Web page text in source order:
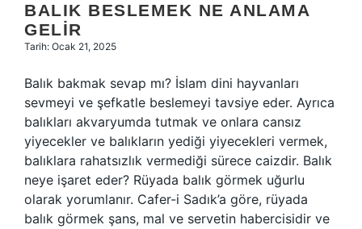
BALIK BESLEMEK NE ANLAMA
GELIR
Tarih: Ocak 21, 2025
Balık bakmak sevap mı? İslam dini hayvanları
sevmeyi ve şefkatle beslemeyi tavsiye eder. Ayrıca
balıkları akvaryumda tutmak ve onlara cansız
yiyecekler ve balıkların yediği yiyecekleri vermek,
balıklara rahatsızlık vermediği sürece caizdir. Balık
neye işaret eder? Rüyada balık görmek uğurlu
olarak yorumlanır. Cafer-i Sadık’a göre, rüyada
balık görmek şans, mal ve servetin habercisidir ve